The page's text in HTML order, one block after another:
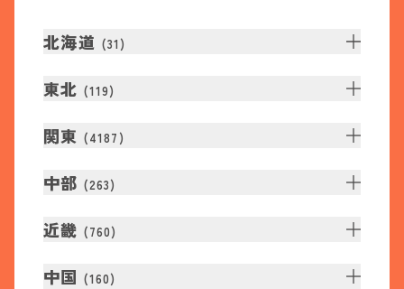
北海道 (31 )
東北 (119)
関東 (4187 )
中部 (263)
近畿 (760)
中国 (160)